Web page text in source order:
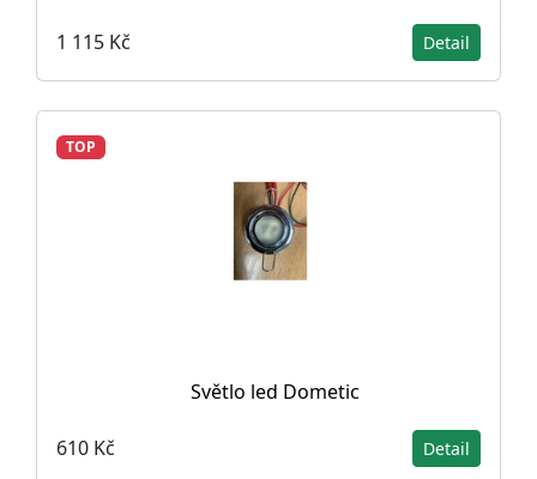
1 115 Kč Detail
TOP
Světlo led Dometic
610 Kč Detail